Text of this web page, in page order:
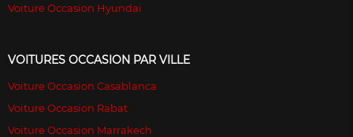
Voiture Occasion Hyundai
VOITURES OCCASION PAR VILLE
Voiture Occasion Casablanca
Voiture Occasion Rabat
Voiture Occasion Marrakech